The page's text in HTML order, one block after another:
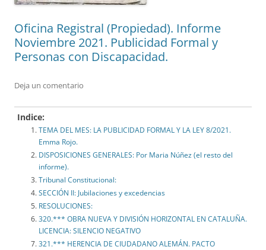
Oficina Registral (Propiedad). Informe
Noviembre 2021. Publicidad Formal y
Personas con Discapacidad.
Deja un comentario
Indice:
TEMA DEL MES: LA PUBLICIDAD FORMAL Y LA LEY 8/2021.
Emma Rojo.
DISPOSICIONES GENERALES: Por Maria Núñez (el resto del
informe).
Tribunal Constitucional:
SECCIÓN II: Jubilaciones y excedencias
RESOLUCIONES:
320.*** OBRA NUEVA Y DIVISIÓN HORIZONTAL EN CATALUÑA.
LICENCIA: SILENCIO NEGATIVO
321.*** HERENCIA DE CIUDADANO ALEMÁN. PACTO